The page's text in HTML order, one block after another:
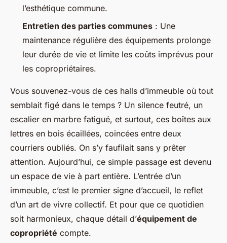
l’esthétique commune.
Entretien des parties communes : Une
maintenance régulière des équipements prolonge
leur durée de vie et limite les coûts imprévus pour
les copropriétaires.
Vous souvenez-vous de ces halls d’immeuble où tout
semblait figé dans le temps ? Un silence feutré, un
escalier en marbre fatigué, et surtout, ces boîtes aux
lettres en bois écaillées, coincées entre deux
courriers oubliés. On s’y faufilait sans y prêter
attention. Aujourd’hui, ce simple passage est devenu
un espace de vie à part entière. L’entrée d’un
immeuble, c’est le premier signe d’accueil, le reflet
d’un art de vivre collectif. Et pour que ce quotidien
soit harmonieux, chaque détail d’équipement de
copropriété compte.